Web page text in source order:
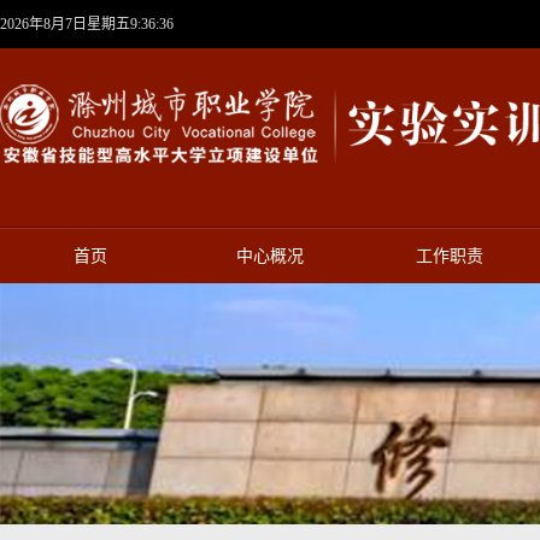
2026年8月7日星期五9:36:36
首页 中心概况 工作职责